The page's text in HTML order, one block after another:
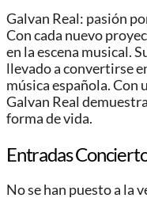
Galvan Real: pasión
Con cada nuevo
en la escena musical.
llevado a convertirse
música española. Con
Galvan Real
forma de vida.
Entradas
No se han puesto a la